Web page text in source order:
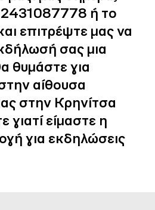
ή το
επιτρέψτε μας να
σας μια
θυμάστε για
αίθουσα
στην Κρηνίτσα
γιατί είμαστε η
για εκδηλώσεις